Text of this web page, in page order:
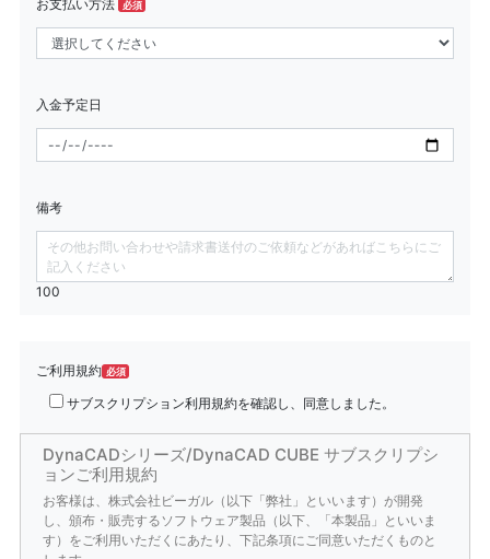
お支払い方法 必須
入金予定日
備考
100
ご利用規約 必須
サブスクリプション利用規約を確認し、同意しました。
DynaCADシリーズ/DynaCAD CUBE サブスクリプシ
ョンご利用規約
お客様は、株式会社ビーガル（以下「弊社」といいます）が開発
し、頒布・販売するソフトウェア製品（以下、「本製品」といいま
す）をご利用いただくにあたり、下記条項にご同意いただくものと